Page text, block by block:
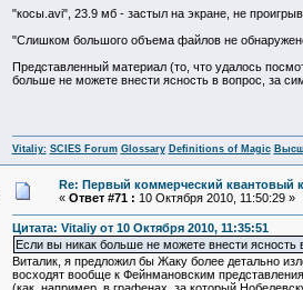
"косы.avi", 23.9 мб - застыл на экране, не
"Слишком большого объема файлов не
Представленный материал (то, что удалось
больше не можете внести ясность в вопрос, за
Vitaliy: SCIES Forum Glossary Definitions of Magic
Re: Первый коммерческий квантовый
« Ответ #71 : 10 Октября 2010, 11:50:29 »
Цитата: Vitaliy от 10 Октября 2010, 11:35:51
Если вы никак больше не можете внести ясность
Виталик, я предложил бы Жаку более детально
восходят вообще к Фейнмановским